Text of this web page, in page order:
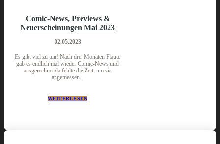
Comic-News, Previews &
Neuerscheinungen Mai 2023
02.05.2023
Es gibt viel zu tun! Nach drei Monaten Flaute
gab es endlich mal wieder Comic-News und
ausgerechnet da fehlte die Zeit, um sie
angemessen...
WEITERLESEN